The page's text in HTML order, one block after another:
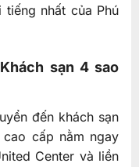
nhất của Phú
sạn 4 sao
đến khách sạn
cấp nằm ngay
Center và liền